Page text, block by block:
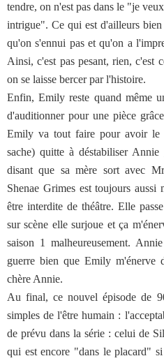
tendre, on n'est pas dans le "je
intrigue". Ce qui est d'ailleurs
qu'on s'ennui pas et qu'on a
Ainsi, c'est pas pesant, rien, c'est
on se laisse bercer par l'histoire.
Enfin, Emily reste quand même
d'auditionner pour une pièce
Emily va tout faire pour avoir le
sache) quitte à déstabiliser
disant que sa mère sort avec
Shenae Grimes est toujours aussi
être interdite de théâtre. Elle
sur scène elle surjoue et ça
saison 1 malheureusement.
guerre bien que Emily m'énerve
chère Annie.
Au final, ce nouvel épisode de
simples de l'être humain :
de prévu dans la série : celui de
qui est encore "dans le placard"